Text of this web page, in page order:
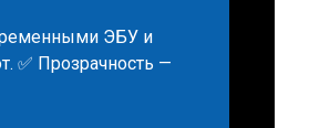
ЭБУ и
✅ Прозрачность —